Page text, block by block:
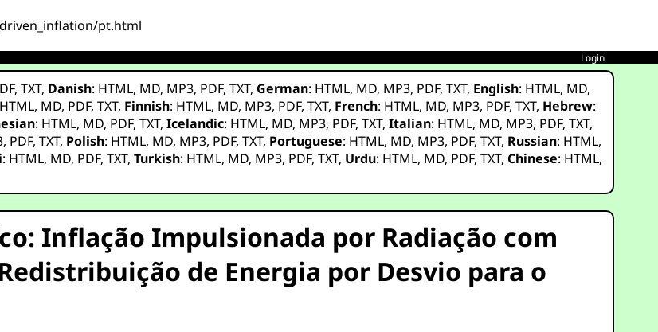
pt.html
Login
,TXT, Danish: HTML, MD, MP3, PDF,TXT, German: HTML, MD, MP3, PDF,TXT, English: HTML, MD,
HTML, MD, PDF,TXT, Finnish: HTML, MD, MP3, PDF,TXT, French: HTML, MD, MP3, PDF,TXT, Hebrew:
: HTML, MD, PDF,TXT,Icelandic: HTML, MD, MP3, PDF,TXT,Italian: HTML, MD, MP3, PDF,TXT,
, PDF,TXT, Polish: HTML, MD, MP3, PDF,TXT, Portuguese: HTML, MD, MP3, PDF,TXT, Russian: HTML,
: HTML, MD, PDF,TXT,Turkish: HTML, MD, MP3, PDF,TXT, Urdu: HTML, MD, PDF,TXT,Chinese: HTML,
Inflação Impulsionada por Radiação com
de Energia por Desvio para o